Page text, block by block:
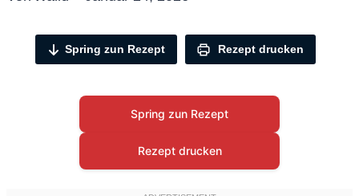
Spring zun Rezept Rezept drucken
Spring zun Rezept
Rezept drucken